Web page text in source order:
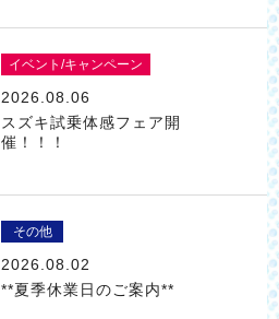
イベント/キャンペーン
2026.08.06
スズキ試乗体感フェア開
催！！！
その他
2026.08.02
**夏季休業日のご案内**